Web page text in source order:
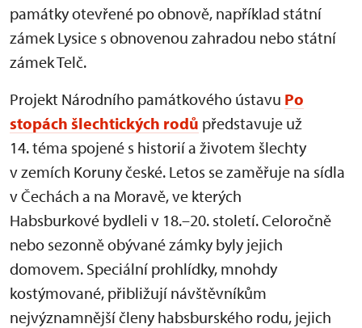
památky otevřené po obnově, například státní
zámek Lysice s obnovenou zahradou nebo státní
zámek Telč.
Projekt Národního památkového ústavu Po
stopách šlechtických rodů představuje už
14. téma spojené s historií a životem šlechty
v zemích Koruny české. Letos se zaměřuje na sídla
v Čechách a na Moravě, ve kterých
Habsburkové bydleli v 18.–20. století. Celoročně
nebo sezonně obývané zámky byly jejich
domovem. Speciální prohlídky, mnohdy
kostýmované, přibližují návštěvníkům
nejvýznamnější členy habsburského rodu, jejich